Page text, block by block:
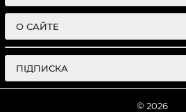
О САЙТЕ
ПІДПИСКА
© 2026